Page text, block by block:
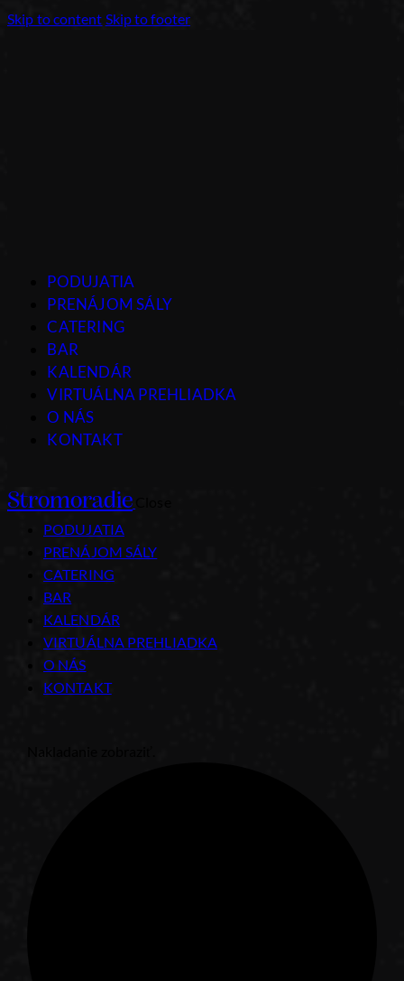
Skip to content Skip to footer
PODUJATIA
PRENÁJOM SÁLY
CATERING
BAR
KALENDÁR
VIRTUÁLNA PREHLIADKA
O NÁS
KONTAKT
Stromoradie
PODUJATIA
PRENÁJOM SÁLY
CATERING
BAR
KALENDÁR
VIRTUÁLNA PREHLIADKA
O NÁS
KONTAKT